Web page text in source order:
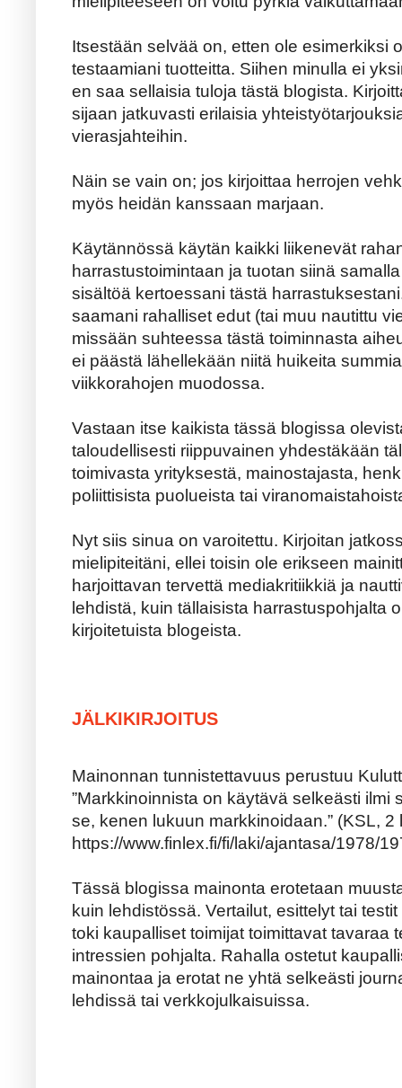
Itsestään selvää on, etten ole esimerkiksi
testaamiani tuotteitta. Siihen minulla ei
en saa sellaisia tuloja tästä blogista.
sijaan jatkuvasti erilaisia
vierasjahteihin.
Näin se vain on; jos kirjoittaa herrojen
myös heidän kanssaan marjaan.
Käytännössä käytän kaikki liikenevät
harrastustoimintaan ja tuotan siinä
sisältöä kertoessani tästä
saamani rahalliset edut (tai muu nautittu
missään suhteessa tästä toiminnasta
ei päästä lähellekään niitä huikeita
viikkorahojen muodossa.
Vastaan itse kaikista tässä blogissa
taloudellisesti riippuvainen yhdestäkään
toimivasta yrityksestä, mainostajasta,
poliittisista puolueista tai
Nyt siis sinua on varoitettu. Kirjoitan
mielipiteitäni, ellei toisin ole erikseen
harjoittavan tervettä mediakritiikkiä ja
lehdistä, kuin tällaisista harrastuspohjalta
kirjoitetuista blogeista.
JÄLKIKIRJOITUS
Mainonnan tunnistettavuus perustuu
”Markkinoinnista on käytävä selkeästi ilmi
se, kenen lukuun markkinoidaan.” (KSL, 2
https://www.finlex.fi/fi/laki/ajantasa/1978/
Tässä blogissa mainonta erotetaan
kuin lehdistössä. Vertailut, esittelyt tai
toki kaupalliset toimijat toimittavat tavaraa
intressien pohjalta. Rahalla ostetut
mainontaa ja erotat ne yhtä selkeästi
lehdissä tai verkkojulkaisuissa.